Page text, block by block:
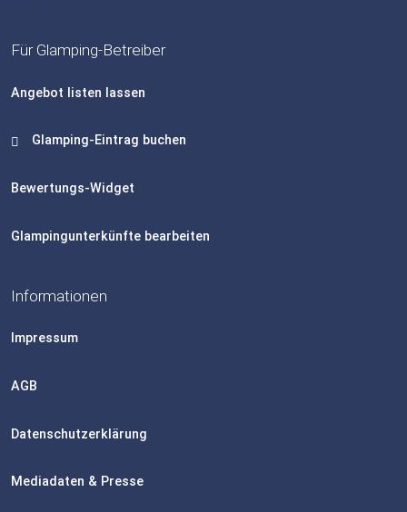
Für Glamping-Betreiber
Angebot listen lassen
Glamping-Eintrag buchen
Bewertungs-Widget
Glampingunterkünfte bearbeiten
Informationen
Impressum
AGB
Datenschutzerklärung
Mediadaten & Presse